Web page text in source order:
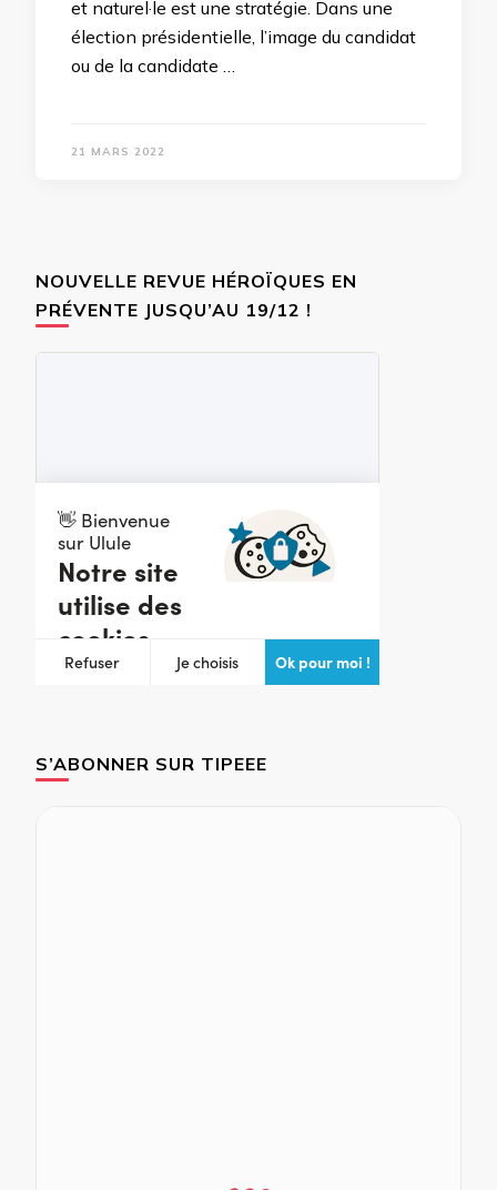
et naturel·le est une stratégie. Dans une
élection présidentielle, l’image du candidat
ou de la candidate …
21 MARS 2022
NOUVELLE REVUE HÉROÏQUES EN
PRÉVENTE JUSQU’AU 19/12 !
S’ABONNER SUR TIPEEE